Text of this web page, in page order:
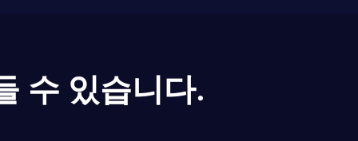
수 있습니다.